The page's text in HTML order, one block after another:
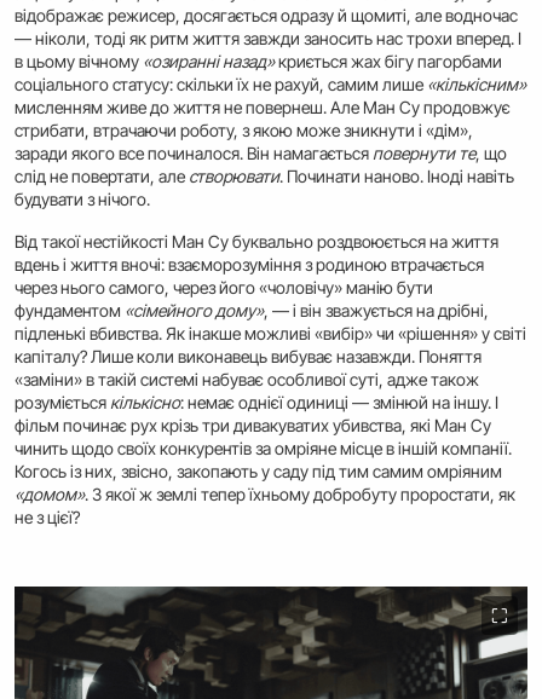
відображає режисер, досягається одразу й щомиті, але водночас
— ніколи, тоді як ритм життя завжди заносить нас трохи вперед. І
в цьому вічному «озиранні назад»криється жах бігу пагорбами
соціального статусу: скільки їх не рахуй, самим лише «кількісним»
мисленням живе до життя не повернеш. Але Ман Су продовжує
стрибати, втрачаючи роботу, з якою може зникнути і «дім»,
заради якого все починалося. Він намагається повернути те, що
слід не повертати, але створювати. Починати наново. Іноді навіть
будувати з нічого.
Від такої нестійкості Ман Су буквально роздвоюється на життя
вдень і життя вночі: взаєморозуміння з родиною втрачається
через нього самого, через його «чоловічу» манію бути
фундаментом «сімейного дому», — і він зважується на дрібні,
підленькі вбивства. Як інакше можливі «вибір» чи «рішення» у світі
капіталу? Лише коли виконавець вибуває назавжди. Поняття
«заміни» в такій системі набуває особливої суті, адже також
розуміється кількісно: немає однієї одиниці — змінюй на іншу. І
фільм починає рух крізь три дивакуватих убивства, які Ман Су
чинить щодо своїх конкурентів за омріяне місце в іншій компанії.
Когось із них, звісно, закопають у саду під тим самим омріяним
«домом». З якої ж землі тепер їхньому добробуту проростати, як
не з цієї?
⛶